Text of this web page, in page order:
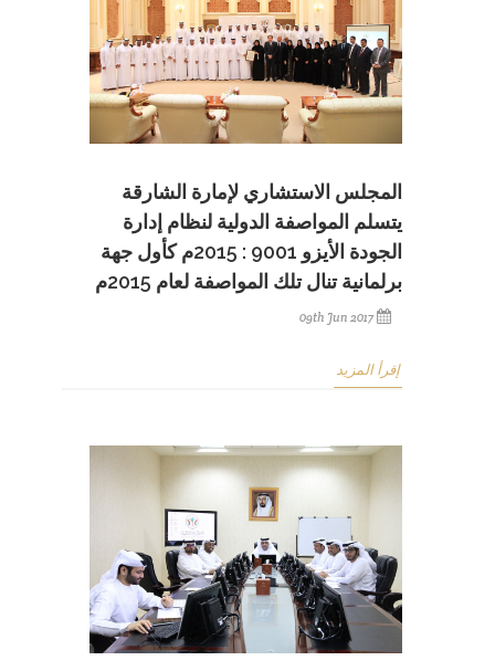
المجلس الاستشاري لإمارة الشارقة
يتسلم المواصفة الدولية لنظام إدارة
الجودة الأيزو 9001 : 2015م كأول جهة
برلمانية تنال تلك المواصفة لعام 2015م
09th Jun 2017
إقرأ المزيد